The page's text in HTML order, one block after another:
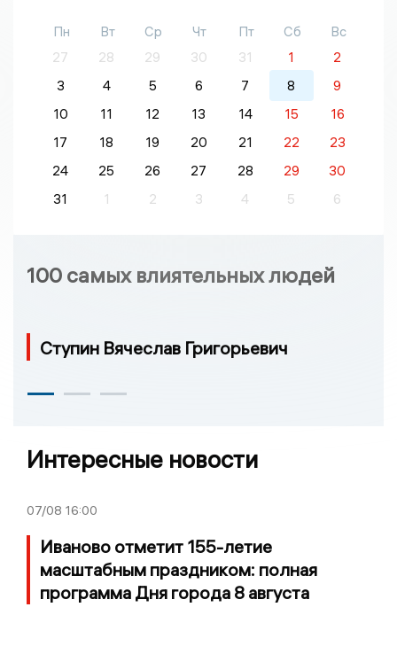
Пн Вт Ср Чт Пт Сб
Вс
27
28 29 30 31 1
2
3
4 5 6 7 8
9
10
11 12 13 14 15
16
17
18 19 20 21 22
23
24
25 26 27 28 29
30
31
1 2 3 4 5 6
100 самых влиятельных людей
Ступин Вячеслав Григорьевич
Интересные новости
07/08 16:00
Иваново отметит 155-летие
масштабным праздником: полная
программа Дня города 8 августа